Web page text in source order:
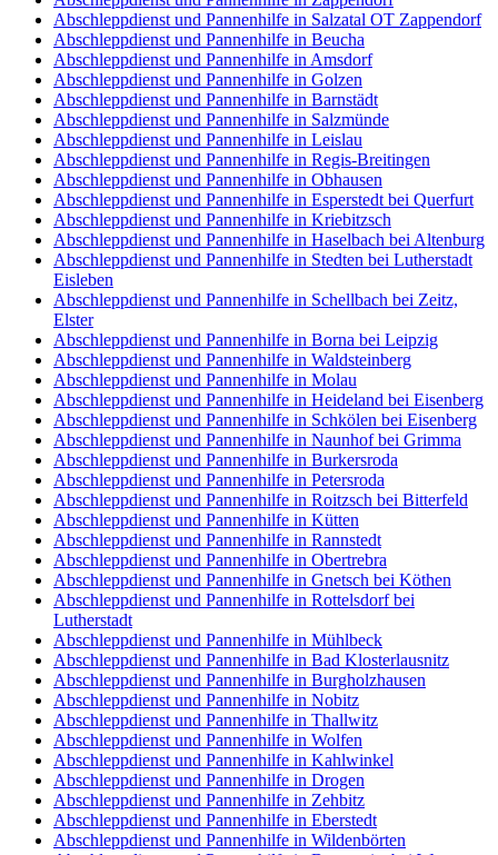
Abschleppdienst und Pannenhilfe in Salzatal OT Zappendorf
Abschleppdienst und Pannenhilfe in Beucha
Abschleppdienst und Pannenhilfe in Amsdorf
Abschleppdienst und Pannenhilfe in Golzen
Abschleppdienst und Pannenhilfe in Barnstädt
Abschleppdienst und Pannenhilfe in Salzmünde
Abschleppdienst und Pannenhilfe in Leislau
Abschleppdienst und Pannenhilfe in Regis-Breitingen
Abschleppdienst und Pannenhilfe in Obhausen
Abschleppdienst und Pannenhilfe in Esperstedt bei Querfurt
Abschleppdienst und Pannenhilfe in Kriebitzsch
Abschleppdienst und Pannenhilfe in Haselbach bei Altenburg
Abschleppdienst und Pannenhilfe in Stedten bei Lutherstadt
Eisleben
Abschleppdienst und Pannenhilfe in Schellbach bei Zeitz,
Elster
Abschleppdienst und Pannenhilfe in Borna bei Leipzig
Abschleppdienst und Pannenhilfe in Waldsteinberg
Abschleppdienst und Pannenhilfe in Molau
Abschleppdienst und Pannenhilfe in Heideland bei Eisenberg
Abschleppdienst und Pannenhilfe in Schkölen bei Eisenberg
Abschleppdienst und Pannenhilfe in Naunhof bei Grimma
Abschleppdienst und Pannenhilfe in Burkersroda
Abschleppdienst und Pannenhilfe in Petersroda
Abschleppdienst und Pannenhilfe in Roitzsch bei Bitterfeld
Abschleppdienst und Pannenhilfe in Kütten
Abschleppdienst und Pannenhilfe in Rannstedt
Abschleppdienst und Pannenhilfe in Obertrebra
Abschleppdienst und Pannenhilfe in Gnetsch bei Köthen
Abschleppdienst und Pannenhilfe in Rottelsdorf bei
Lutherstadt
Abschleppdienst und Pannenhilfe in Mühlbeck
Abschleppdienst und Pannenhilfe in Bad Klosterlausnitz
Abschleppdienst und Pannenhilfe in Burgholzhausen
Abschleppdienst und Pannenhilfe in Nobitz
Abschleppdienst und Pannenhilfe in Thallwitz
Abschleppdienst und Pannenhilfe in Wolfen
Abschleppdienst und Pannenhilfe in Kahlwinkel
Abschleppdienst und Pannenhilfe in Drogen
Abschleppdienst und Pannenhilfe in Zehbitz
Abschleppdienst und Pannenhilfe in Eberstedt
Abschleppdienst und Pannenhilfe in Wildenbörten